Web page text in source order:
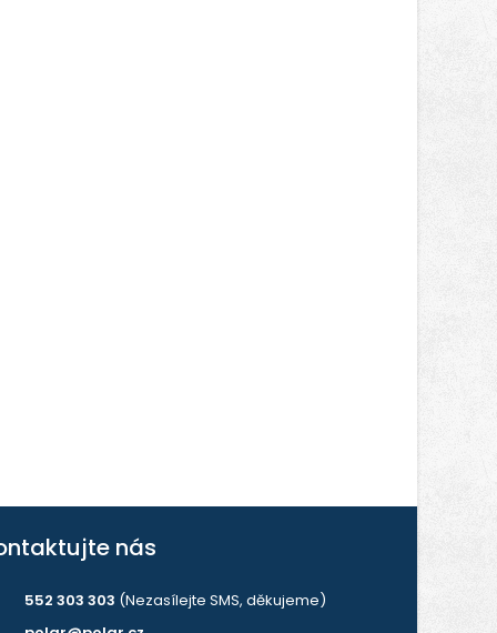
nás
552 303 303 (Nezasílejte SMS, děkujeme)